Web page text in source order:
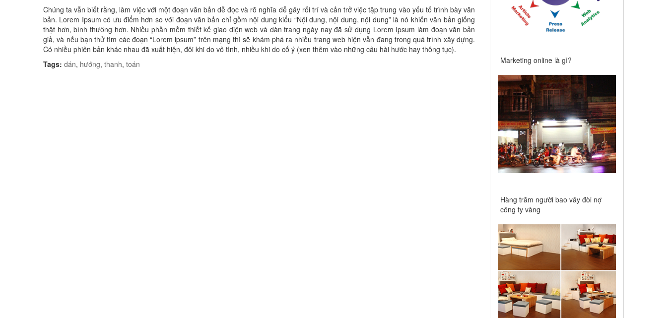
Chúng ta vẫn biết rằng, làm việc với một đoạn văn bản dễ đọc và rõ nghĩa dễ gây rối trí và cản trở việc tập trung vào yếu tố trình bày văn
bản. Lorem Ipsum có ưu điểm hơn so với đoạn văn bản chỉ gồm nội dung kiểu “Nội dung, nội dung, nội dung” là nó khiến văn bản giống
thật hơn, bình thường hơn. Nhiều phần mềm thiết kế giao diện web và dàn trang ngày nay đã sử dụng Lorem Ipsum làm đoạn văn bản
giả, và nếu bạn thử tìm các đoạn “Lorem ipsum” trên mạng thì sẽ khám phá ra nhiều trang web hiện vẫn đang trong quá trình xây dựng.
Có nhiều phiên bản khác nhau đã xuất hiện, đôi khi do vô tình, nhiều khi do cố ý (xen thêm vào những câu hài hước hay thông tục).
Tags: dán, hướng, thanh, toán Marketing online là gì?
Hàng trăm người bao vây đòi nợ
công ty vàng